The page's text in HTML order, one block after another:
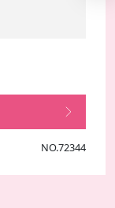
NO.72344